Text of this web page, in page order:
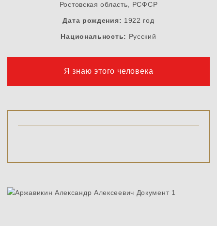
Ростовская область, РСФСР
Дата рождения: 1922 год
Национальность: Русский
Я знаю этого человека